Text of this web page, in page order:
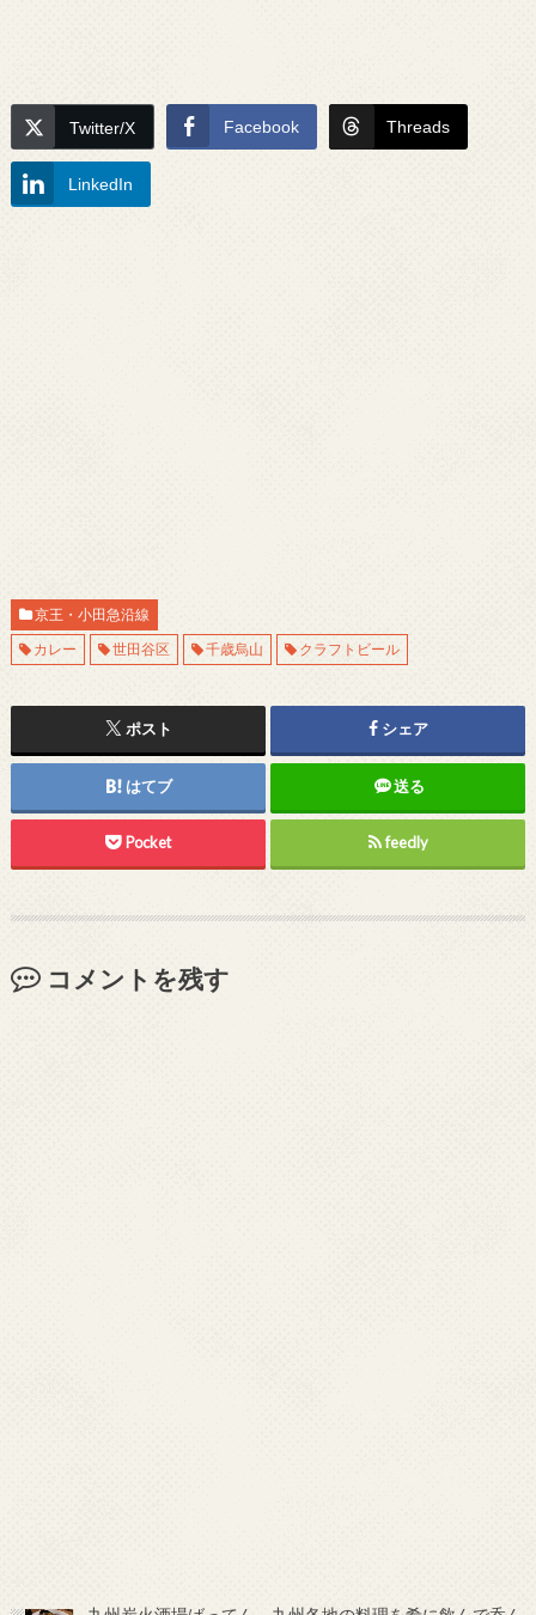
Twitter/X Facebook Threads
LinkedIn
京王・小田急沿線
カレー
世田谷区 千歳烏山 クラフトビール
ポスト シェア
はてブ 送る
Pocket feedly
コメントを残す